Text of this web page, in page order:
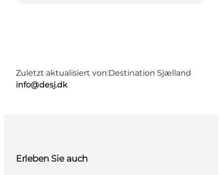
Zuletzt aktualisiert von:Destination Sjælland
info@desj.dk
Erleben Sie auch